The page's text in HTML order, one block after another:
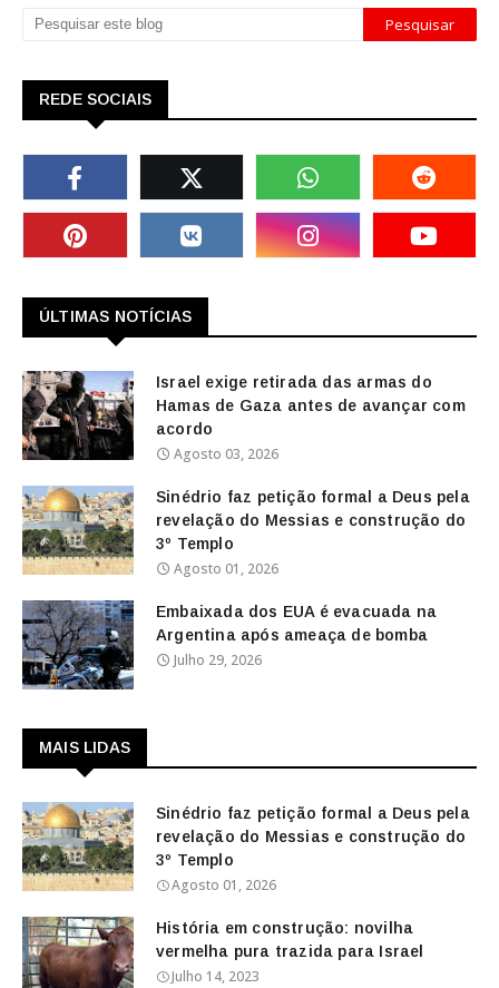
REDE SOCIAIS
ÚLTIMAS NOTÍCIAS
Israel exige retirada das armas do
Hamas de Gaza antes de avançar com
acordo
Agosto 03, 2026
Sinédrio faz petição formal a Deus pela
revelação do Messias e construção do
3º Templo
Agosto 01, 2026
Embaixada dos EUA é evacuada na
Argentina após ameaça de bomba
Julho 29, 2026
MAIS LIDAS
Sinédrio faz petição formal a Deus pela
revelação do Messias e construção do
3º Templo
Agosto 01, 2026
História em construção: novilha
vermelha pura trazida para Israel
Julho 14, 2023